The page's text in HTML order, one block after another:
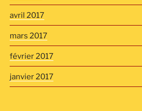
avril 2017
mars 2017
février 2017
janvier 2017